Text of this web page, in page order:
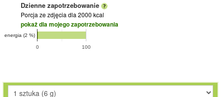
Dzienne zapotrzebowanie
Porcja ze zdjęcia dla 2000 kcal
pokaż dla mojego zapotrzebowania
0 100
energia (2 %)